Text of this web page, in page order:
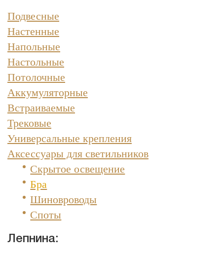
Подвесные
Настенные
Напольные
Настольные
Потолочные
Аккумуляторные
Встраиваемые
Трековые
Универсальные крепления
Аксессуары для светильников
Скрытое освещение
Бра
Шиновроводы
Споты
Лепнина: